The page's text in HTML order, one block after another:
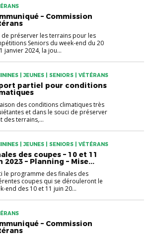
– Commission
de préserver les terrains pour les
Seniors du week-end du 20
janvier 2024, la jou...
| JEUNES | SENIORS | VÉTÉRANS
partiel pour conditions
des conditions climatiques très
et dans le souci de préserver
des terrains,...
| JEUNES | SENIORS | VÉTÉRANS
des coupes – 10 et 11
2023 – Planning – Mise...
le programme des finales des
coupes qui se dérouleront le
end des 10 et 11 juin 20...
– Commission